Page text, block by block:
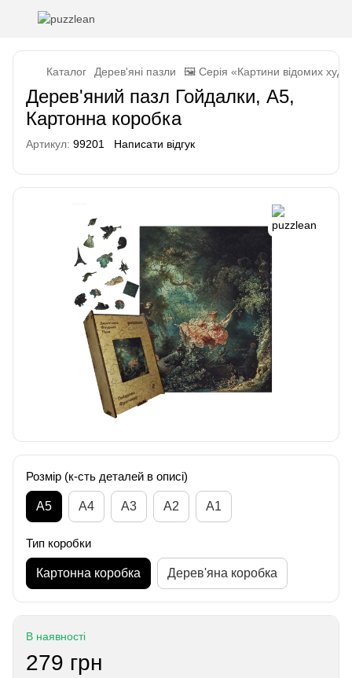
Каталог Дерев'яні пазли 🖼️ Серія «Картини відомих
Дерев'яний пазл Гойдалки, А5,
Картонна коробка
Артикул: 99201 Написати відгук
Розмір (к-сть деталей в описі)
А5 А4 A3 A2 A1
Тип коробки
Картонна коробка Дерев'яна коробка
В наявності
279 грн